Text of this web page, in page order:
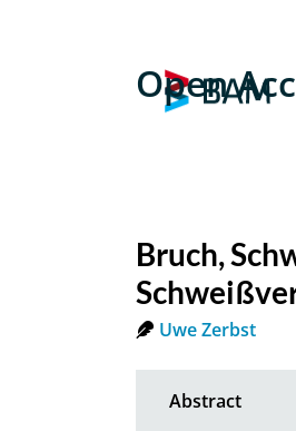
Open
Bruch,
Uwe Zerbst